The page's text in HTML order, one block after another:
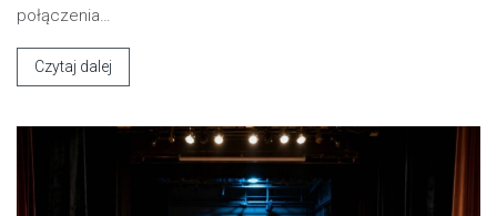
połączenia…
Czytaj dalej